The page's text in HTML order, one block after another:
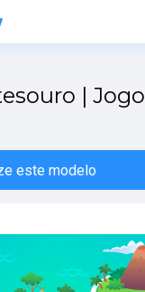
| Jogo
este modelo